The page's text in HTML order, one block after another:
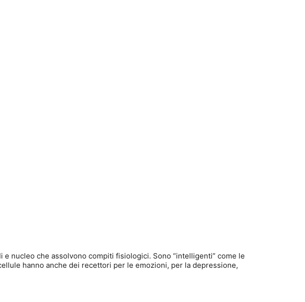
nucleo che assolvono compiti fisiologici. Sono “intelligenti” come le
hanno anche dei recettori per le emozioni, per la depressione,